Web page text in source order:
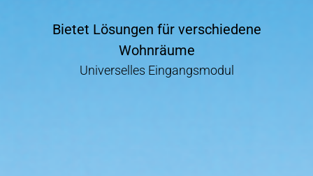
Bietet Lösungen für verschiedene
Wohnräume
Universelles Eingangsmodul